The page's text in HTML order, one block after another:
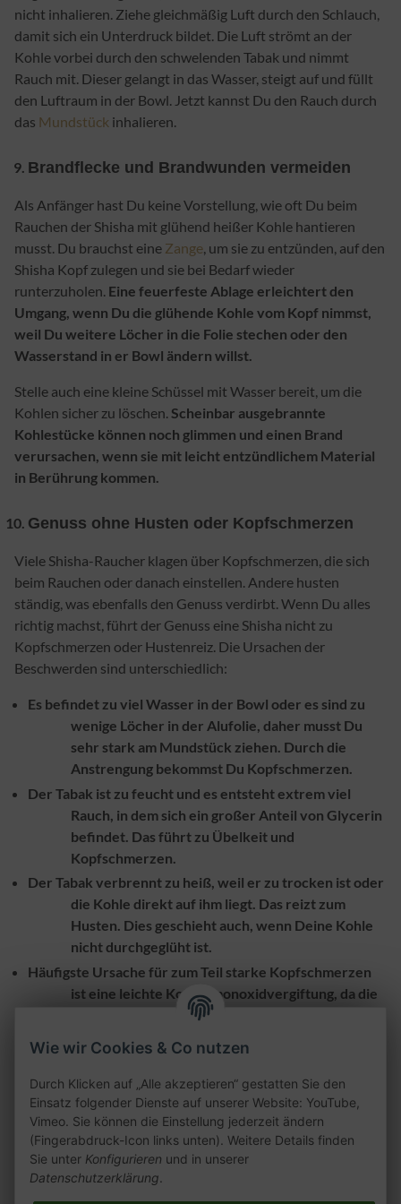
nicht inhalieren. Ziehe gleichmäßig L uft durch den Schlauch,
damit sich ein Unterdruck bildet. Die Luft strömt an der
Kohle vorbei durch den schwelenden Tabak und nimmt
Rauch mit. Dieser gelangt in das Wasser, steigt auf und füllt
den Luftraum in der Bowl. Jetzt kannst Du den Rauch durch
das Mundstück inhalieren.
Brandflecke und Brandwunden vermeiden
Als Anfänger hast Du keine Vorstellung, wie oft Du beim
Rauchen der Shisha mit glühend heißer Kohle hantieren
musst. Du brauchst eine Zange , um sie zu entzünden, auf den
Shisha Kopf zulegen und sie bei Bedarf wieder
runterzuholen. Eine feuerfeste Ablage erleichtert den
Umgang, wenn Du die glühende Kohle vom Kopf nimmst,
weil Du weitere Löcher in die Folie stechen oder den
Wasserstand in er Bowl ändern willst.
Stelle auch eine kleine Schüssel mit Wasser bereit, um die
Kohlen sicher zu löschen. Scheinbar ausgebrannte
Kohlestücke können noch glimmen und einen Brand
verursachen, wenn sie mit leicht entzündlichem Material
in Berührung kommen.
Genuss ohne Husten oder Kopfschmerzen
Viele Shisha-Raucher klagen über Kopfschmerzen, die sich
beim Rauchen oder danach einstellen. Andere husten
ständig, was ebenfalls den Genuss verdirbt. Wenn Du alles
richtig machst, führt der Genuss eine Shisha nicht zu
Kopfschmerzen oder Hustenreiz. Die Ursachen der
Beschwerden sind unterschiedlich:
Es befindet zu viel Wasser in der Bowl oder es sind zu
wenige Löcher in der Alufolie , daher musst Du
sehr stark am Mundstück ziehen. Durch die
Anstrengung bekommst Du Kopfschmerzen.
Der Tabak ist zu feucht und es entsteht extrem viel
Rauch, in dem sich ein großer Anteil von Glycerin
befindet. Das führt zu Übelkeit und
Kopfschmerzen.
Der Tabak verbrennt zu heiß, weil er zu trocken ist oder
die Kohle direkt auf ihm liegt. Das reizt zum
Husten. Dies geschieht auch, wenn Deine Kohle
nicht durchgeglüht ist.
Häufigste Ursache für zum Teil starke Kopfschmerzen
ist eine leichte Kohlenmonoxidvergiftung, da die
Kohle viel Sauerstoff verbrennt. So entsteht statt
Kohlenmonoxid.Rauche eine Shisha
ausschließlich in einem gut gelüftetem Raum
oder noch besser im Freien.
Halte Dich an die 10 Tipps, um Anfängerfehler zu vermeiden
und Deine Shisha mit vollem Genuss zu rauchen.
Wie wir Cookies & Co nutzen
Durch Klicken auf „Alle akzeptieren“ gestatten Sie den
Einsatz folgender Dienste auf unserer Website: YouTube,
Vimeo. Sie können die Einstellung jederzeit ändern
(Fingerabdruck-Icon links unten). Weitere Details finden
Sie unter Konfigurieren und in unserer
Datenschutzerklärung.